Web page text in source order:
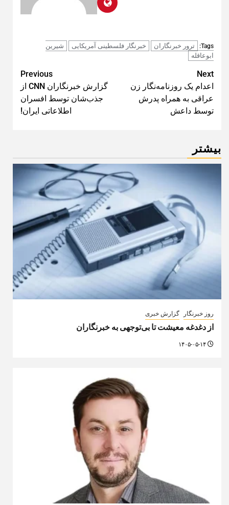
Tags: ترور خبرنگاران خبرنگار فلسطینی آمریکایی
شیرین
ابوعاقله
Post
navigation
Previous
گزارش خبرنگاران CNN از
جذب‌شان توسط افسران
اطلاعاتی ایران!
Next
اعدام یک روزنامه‌نگار زن
عراقی به همراه پدرش
توسط داعش
بیشتر
روز خبرنگار گزارش خبری
از دغدغه معیشت تا بی‌توجهی به خبرنگاران